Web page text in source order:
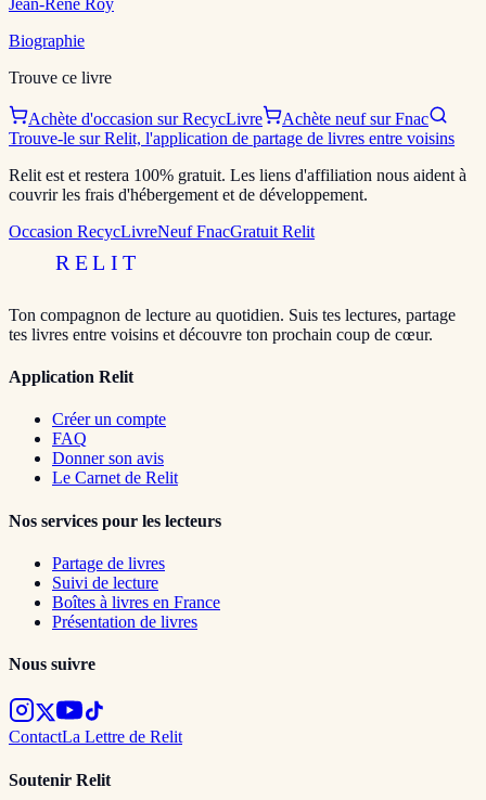
Biographie
Trouve ce livre
Achète d'occasion sur RecycLivre
Achète neuf sur Fnac
Trouve-le sur Relit, l'application de partage de livres entre voisins
Relit est et restera 100% gratuit. Les liens d'affiliation nous aident à
couvrir les frais d'hébergement et de développement.
Occasion RecycLivreNeuf FnacGratuit Relit
RELIT
Ton compagnon de lecture au quotidien. Suis tes lectures, partage
tes livres entre voisins et découvre ton prochain coup de cœur.
Application Relit
Créer un compte
FAQ
Donner son avis
Le Carnet de Relit
Nos services pour les lecteurs
Partage de livres
Suivi de lecture
Boîtes à livres en France
Présentation de livres
Nous suivre
ContactLa Lettre de Relit
Soutenir Relit